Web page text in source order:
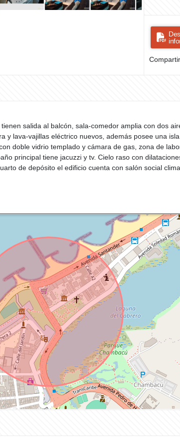
Compartir
salida al balcón, sala-comedor amplia con dos
lava-vajillas eléctrico nuevos, además posee una
doble vidrio templado y cámara de gas, zona de
principal tiene jacuzzi y tv. Cielo raso con
de depósito el edificio cuenta con salón social